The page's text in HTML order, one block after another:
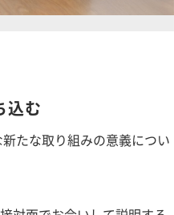
込む
たな取り組みの意義につい